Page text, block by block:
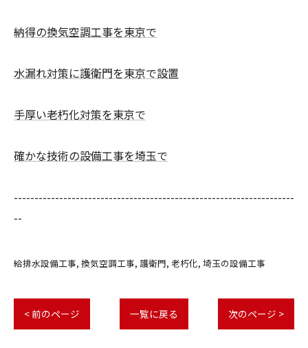
納得の換気空調工事を東京で
水漏れ対策に護衛門を東京で設置
手厚い老朽化対策を東京で
確かな技術の設備工事を埼玉で
--------------------------------------------------------------------
--
給排水設備工事 換気空調工事 護衛門 老朽化 埼玉の設備工事
< 前のページ 一覧に戻る 次のページ >